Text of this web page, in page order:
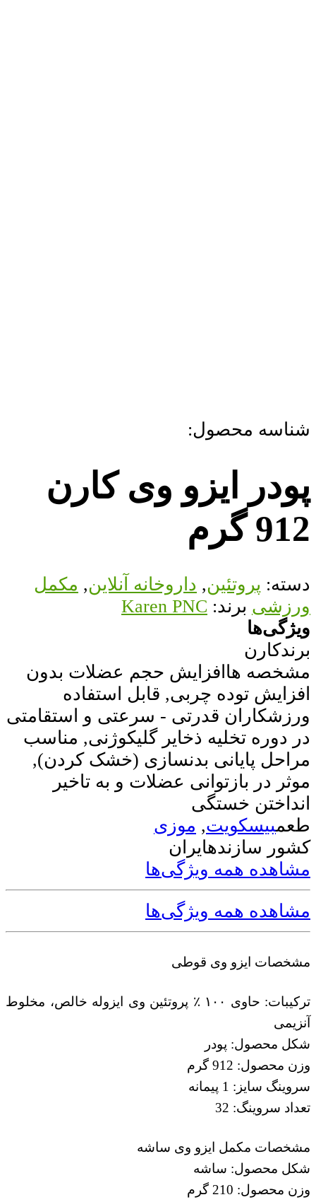
شناسه محصول:
پودر ایزو وی کارن
912 گرم
دسته: پروتئین, داروخانه آنلاین, مکمل
ورزشی برند: Karen PNC
ویژگی‌ها
برندکارن
مشخصه ها افزایش حجم عضلات بدون
افزایش توده چربی, قابل استفاده
ورزشکاران قدرتی ‑ سرعتی و استقامتی
در دوره تخلیه ذخایر گلیکوژنی, مناسب
مراحل پایانی بدنسازی (خشک کردن),
موثر در بازتوانی عضلات و به تاخیر
انداختن خستگی
طعمبیسکویت, موزی
کشور سازندهایران
مشاهده همه ویژگی‌ها
مشاهده همه ویژگی‌ها
مشخصات ایزو وی قوطی
ترکیبات: حاوی ١٠٠ ٪ پروتئین وی ایزوله خالص، مخلوط
آنزیمی
شکل محصول: پودر
وزن محصول: 912 گرم
سروینگ سایز: 1 پیمانه
تعداد سروینگ: 32
مشخصات مکمل ایزو وی ساشه
شکل محصول: ساشه
وزن محصول: 210 گرم